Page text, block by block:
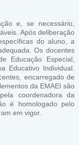
e, se necessário,
Após deliberação
do aluno, a
Os docentes
Educação Especial,
Educativo Individual.
encarregado de
da EMAEI são
coordenadora da
é homologado pelo
em vigor.